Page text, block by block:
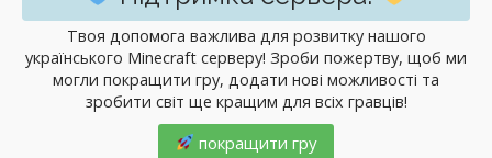
Твоя допомога важлива для розвитку нашого
українського Minecraft серверу! Зроби пожертву, щоб ми
могли покращити гру, додати нові можливості та
зробити світ ще кращим для всіх гравців!
покращити гру